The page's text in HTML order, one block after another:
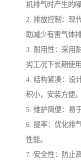
机排气时产生的
2. 排放控制：现
助减少有害气体排
3. 耐用性：采用
劣工况下长期使用
4. 结构紧凑：设
积小，安装方便。
5. 维护简便：易
6. 提率：优化排
性能。
7. 安全性：防止